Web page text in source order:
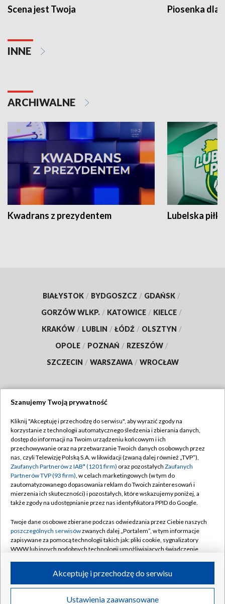
Scena jest Twoja Piosenka dla
INNE
ARCHIWALNE
Kwadrans z prezydentem Lubelska piłka
BIAŁYSTOK / BYDGOSZCZ / GDAŃSK /
GORZÓW WLKP. / KATOWICE / KIELCE /
KRAKÓW / LUBLIN / ŁÓDŹ / OLSZTYN /
OPOLE / POZNAŃ / RZESZÓW /
SZCZECIN / WARSZAWA / WROCŁAW
TVP
Abonament TVP
Emisja w TVP
Centrum informacji TVP
Naziemna Telewizja Cyfrowa
Rada Programowa
System NOS
Informacje o nadawcy
Program dla prasy
Regulamin TVP
Polityka prywatności
Moje zgody
Pomoc
Kontakt
Kanały
©2026 Telewizja Polska S.A. w likwidacji
Szanujemy Twoją prywatność
Kliknij "Akceptuję i przechodzę do serwisu", aby wyrazić zgody na
korzystanie z technologii automatycznego śledzenia i zbierania danych,
dostęp do informacji na Twoim urządzeniu końcowym i ich
przechowywanie oraz na przetwarzanie Twoich danych osobowych przez
nas, czyli Telewizję Polską S.A. w likwidacji (zwaną dalej również „TVP”),
Zaufanych Partnerów z IAB* (1201 firm) oraz pozostałych Zaufanych
Partnerów TVP (93 firm), w celach marketingowych (w tym do
zautomatyzowanego dopasowania reklam do Twoich zainteresowań i
mierzenia ich skuteczności) i pozostałych, które wskazujemy poniżej, a
także zgody na udostępnianie przez nas identyfikatora PPID do Google.
Twoje dane osobowe zbierane podczas odwiedzania przez Ciebie naszych
poszczególnych serwisówzwanych dalej „Portalem”, w tym informacje
zapisywane za pomocą technologii takich jak: pliki cookie, sygnalizatory
WWW lub innych podobnych technologii umożliwiających świadczenie
ruchu w Internecie.
Twoje dane osobowe zbierane podczas odwiedzania przez Ciebie
Ustawienia zaawansowane
Akceptuję i przechodzę do serwisu